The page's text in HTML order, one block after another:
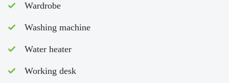
Wardrobe
Washing machine
Water heater
Working desk